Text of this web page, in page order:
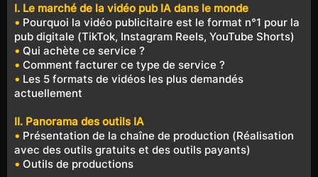
I. Le marché de la vidéo pub IA dans le monde
• Pourquoi la vidéo publicitaire est le format n°1 pour la
pub digitale (TikTok, Instagram Reels, YouTube Shorts)
• Qui achète ce service ?
• Comment facturer ce type de service ?
• Les 5 formats de vidéos les plus demandés
actuellement
II. Panorama des outils IA
• Présentation de la chaîne de production (Réalisation
avec des outils gratuits et des outils payants)
• Outils de productions